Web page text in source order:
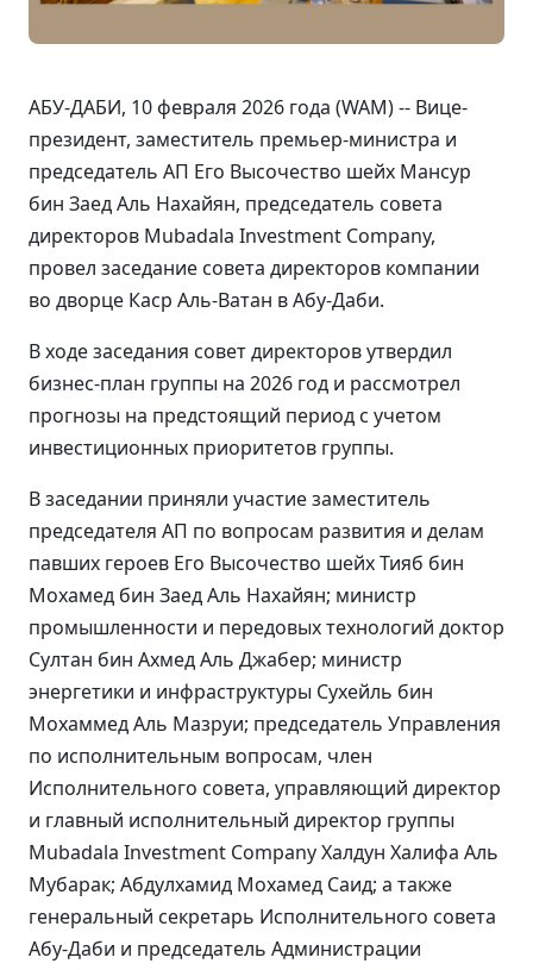
АБУ-ДАБИ, 10 февраля 2026 года (WAM) -- Вице-
президент, заместитель премьер-министра и
председатель АП Его Высочество шейх Мансур
бин Заед Аль Нахайян, председатель совета
директоров Mubadala Investment Company,
провел заседание совета директоров компании
во дворце Каср Аль-Ватан в Абу-Даби.
В ходе заседания совет директоров утвердил
бизнес-план группы на 2026 год и рассмотрел
прогнозы на предстоящий период с учетом
инвестиционных приоритетов группы.
В заседании приняли участие заместитель
председателя АП по вопросам развития и делам
павших героев Его Высочество шейх Тияб бин
Мохамед бин Заед Аль Нахайян; министр
промышленности и передовых технологий доктор
Султан бин Ахмед Аль Джабер; министр
энергетики и инфраструктуры Сухейль бин
Мохаммед Аль Мазруи; председатель Управления
по исполнительным вопросам, член
Исполнительного совета, управляющий директор
и главный исполнительный директор группы
Mubadala Investment Company Халдун Халифа Аль
Мубарак; Абдулхамид Мохамед Саид; а также
генеральный секретарь Исполнительного совета
Абу-Даби и председатель Администрации